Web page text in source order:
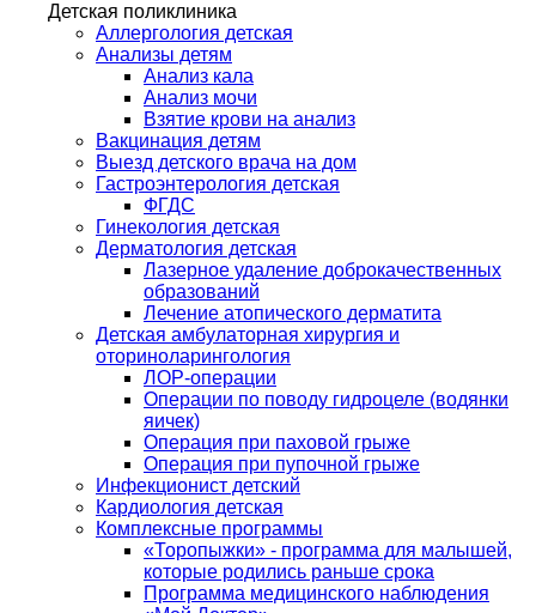
Детская поликлиника
Аллергология детская
Анализы детям
Анализ кала
Анализ мочи
Взятие крови на анализ
Вакцинация детям
Выезд детского врача на дом
Гастроэнтерология детская
ФГДС
Гинекология детская
Дерматология детская
Лазерное удаление доброкачественных
образований
Лечение атопического дерматита
Детская амбулаторная хирургия и
оториноларингология
ЛОР-операции
Операции по поводу гидроцеле (водянки
яичек)
Операция при паховой грыже
Операция при пупочной грыже
Инфекционист детский
Кардиология детская
Комплексные программы
«Торопыжки» - программа для малышей,
которые родились раньше срока
Программа медицинского наблюдения